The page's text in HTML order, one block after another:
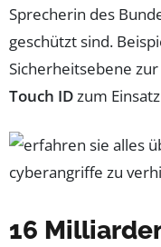
Sprecherin des
geschützt sind.
Sicherheitsebene
Touch IDzum
16